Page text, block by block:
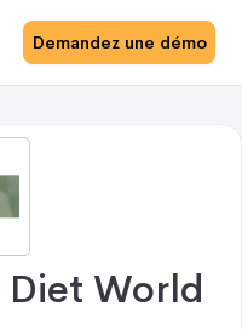
Demandez une démo
Diet World